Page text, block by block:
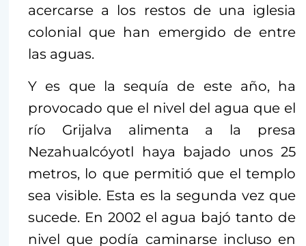
acercarse a los restos de una iglesia
colonial que han emergido de entre
las aguas.
Y es que la sequía de este año, ha
provocado que el nivel del agua que el
río Grijalva alimenta a la presa
Nezahualcóyotl haya bajado unos 25
metros, lo que permitió que el templo
sea visible. Esta es la segunda vez que
sucede. En 2002 el agua bajó tanto de
nivel que podía caminarse incluso en